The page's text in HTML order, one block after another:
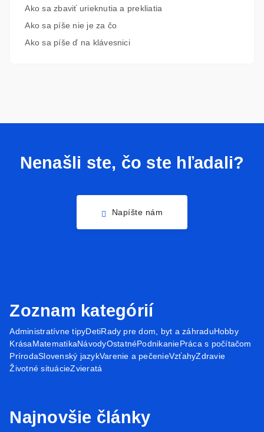
Ako sa zbaviť urieknutia a prekliatia
Ako sa píše nie je za čo
Ako sa píše ď na klávesnici
Nenašli ste, čo ste hľadali?
Napíšte nám
Zoznam kategórií
Administratívne tipyDetiRady pre dom, byt a záhraduHobby
KrásaMatematikaNávodyOstatnéPodnikaniePráca s počítačom
PrírodaSlovenský jazykVarenie a pečenieVzťahyZdravie
Životné situácieZvieratá
Najnovšie články